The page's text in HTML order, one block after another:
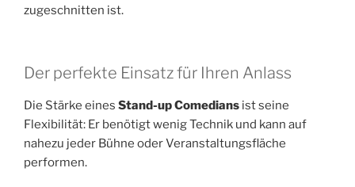
zugeschnitten ist.
Der perfekte Einsatz für Ihren Anlass
Die Stärke eines Stand-up Comedians ist seine
Flexibilität: Er benötigt wenig Technik und kann auf
nahezu jeder Bühne oder Veranstaltungsfläche
performen.